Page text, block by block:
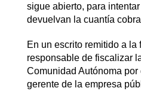
sigue abierto, para
devuelvan la cuantía
En un escrito remitido a la
responsable de fiscalizar
Comunidad Autónoma
gerente de la empresa